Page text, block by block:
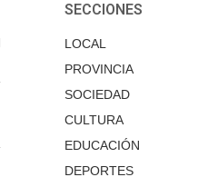
SECCIONES
LOCAL
PROVINCIA
SOCIEDAD
CULTURA
EDUCACIÓN
DEPORTES